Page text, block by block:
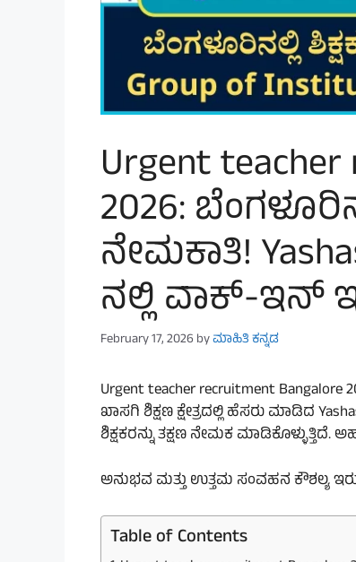
Urgent
2026:
ನೇಮಕಾತಿ!
ನಲ್ಲಿ ವಾಕ್-ಇನ್
February 17, 2026 byಮಾಹಿತಿ ಕನ್ನಡ
Urgent teacher recruitment
ಖಾಸಗಿ ಶಿಕ್ಷಣ ಕ್ಷೇತ್ರದಲ್ಲಿ ಹೆಸರು ಮಾಡಿದ
ಶಿಕ್ಷಕರನ್ನು ತಕ್ಷಣ ನೇಮಕ
ಅನುಭವ ಮತ್ತು ಉತ್ತಮ ಸಂವಹನ ಕೌಶಲ್ಯ
Table of Contents